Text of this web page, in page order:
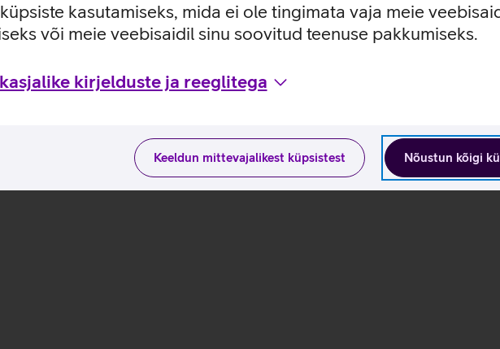
kasutamiseks, mida ei ole tingimata vaja meie
või meie veebisaidil sinu soovitud teenuse pakkumiseks.
kirjelduste ja reeglitega
Nõustun kõigi
Keeldun mittevajalikest küpsistest